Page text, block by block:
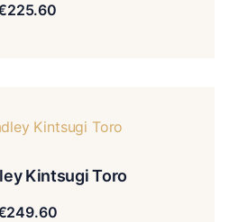
225.60
Kintsugi Toro
249.60